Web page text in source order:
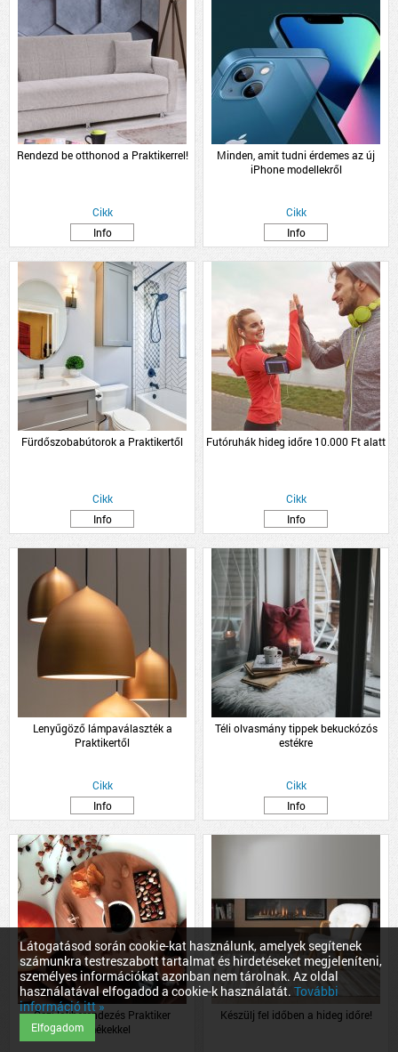
Látogatásod során cookie-kat használunk, amelyek segítenek
számunkra testreszabott tartalmat és hirdetéseket megjeleníteni,
személyes információkat azonban nem tárolnak. Az oldal
használatával elfogadod a cookie-k használatát. További
információ itt »
Elfogadom
Rendezd be otthonod a Praktikerrel!
Cikk
Info
Minden, amit tudni érdemes az új
iPhone modellekről
Cikk
Info
Fürdőszobabútorok a Praktikertől
Cikk
Info
Futóruhák hideg időre 10.000 Ft alatt
Cikk
Info
Lenyűgöző lámpaválaszték a
Praktikertől
Cikk
Info
Téli olvasmány tippek bekuckózós
estékre
Cikk
Info
Őszi lakberendezés Praktiker
termékekkel
Készülj fel időben a hideg időre!